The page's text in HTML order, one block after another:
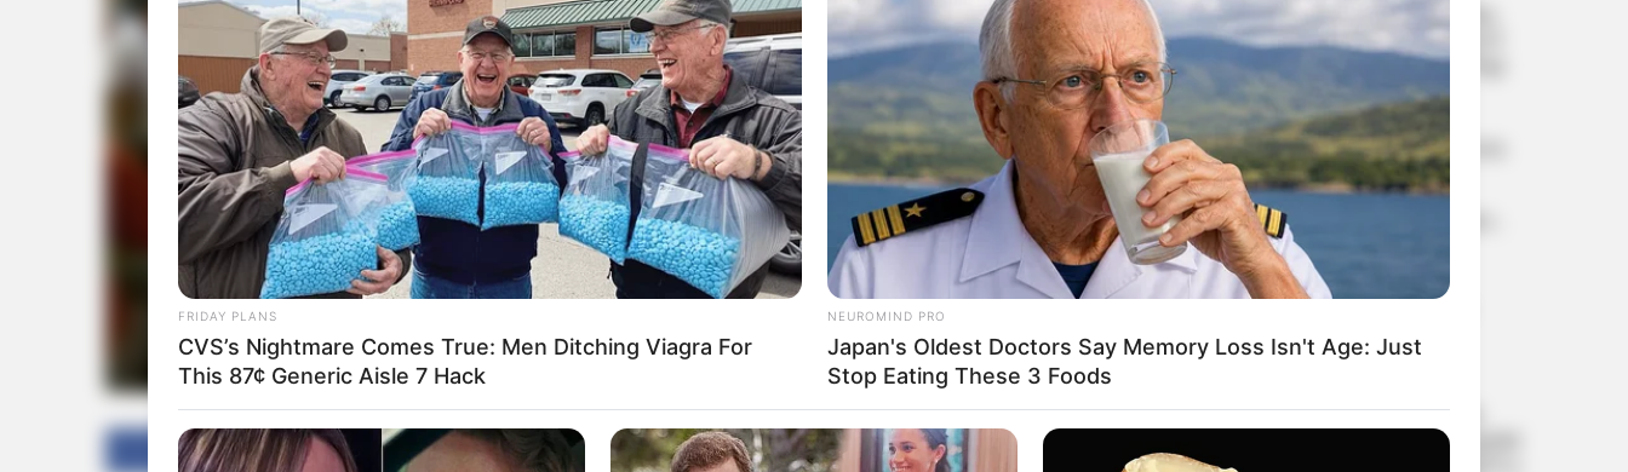
Facebook Twitter WhatsApp Telegram
മെസ്സിയുടെ ഏറ്റവും വലിയ
കരുത്ത് ഇനി ഓര്‍മ; പിതാവ്
ഹോര്‍ഹെ മെസ്സി അന്തരിച്ചു
ഒന്‍പതാം ദിവസവും നിരാശ;
മുതലപ്പൊഴിയില്‍
കാണാതായ
മത്സ്യത്തൊഴിലാളികള്‍ക്കായുള്ള
തെരച്ചില്‍ വീണ്ടും മുടങ്ങി
കോന്നി ആനക്കൂട്ടില്‍
ആനയുടെ ആക്രമണം;
പാപ്പാന് ദാരുണാന്ത്യം
സായ് സുദര്‍ശന്‍ പുറത്ത്;
ശ്രീലങ്കയ്‌ക്കെതിരായ ടെസ്റ്റില്‍
FRIDAY PLANS
CVS’s Nightmare Comes True: Men Ditching Viagra For
This 87¢ Generic Aisle 7 Hack
NEUROMIND PRO
Japan's Oldest Doctors Say Memory Loss Isn't Age: Just
Stop Eating These 3 Foods